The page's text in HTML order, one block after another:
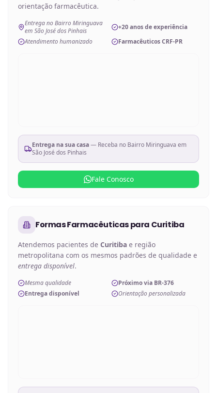
orientação farmacêutica.
Entrega no Bairro Miringuava
em São José dos Pinhais
+20 anos de experiência
Atendimento humanizado
Farmacêuticos CRF-PR
Entrega na sua casa— Receba no Bairro Miringuava em
São José dos Pinhais
Fale Conosco
Formas Farmacêuticaspara Curitiba
Atendemos pacientes de Curitiba e região
metropolitana com os mesmos padrões de qualidade e
entrega disponível.
Mesma qualidade
Próximo via BR-376
Entrega disponível
Orientação personalizada